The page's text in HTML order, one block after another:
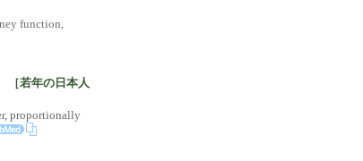
function,
［若年の日本人
proportionally